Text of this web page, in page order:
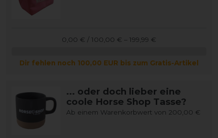
0,00 € / 100,00 € – 199,99 €
Dir fehlen noch 100,00 EUR bis zum Gratis-Artikel
... oder doch lieber eine
coole Horse Shop Tasse?
Ab einem Warenkorbwert von 200,00 €